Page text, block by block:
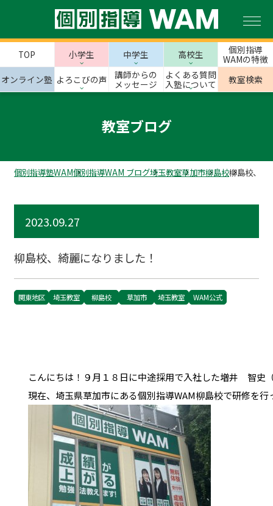
TOP 小学生 中学生 高校生
個別指導
WAMの特徴
オンライン塾 よろこびの声
講師からの
メッセージ
よくある質問
入塾について
教室検索
教室ブログ
個別指導塾WAM個別指導WAM ブログ埼玉教室草加市柳島校柳島校、綺
2023.09.27
柳島校、綺麗になりました！
関東地区 埼玉教室 柳島校 草加市 埼玉教室 WAM公式
こんにちは！９月１８日に中途採用で入社した増井　智史